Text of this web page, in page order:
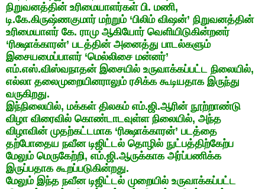
நிறுவனத்தின் உரிமையாளர்கள் பி. மணி,
டி.கே.கிருஷ்ணகுமார் மற்றும் ‘பிலிம் விஷன்’ நிறுவனத்தின்
உரிமையாளர் கே. ராமு ஆகியோர் வெளியிடுகின்றனர்
‘ரிக்ஷாக்காரன்’ படத்தின் அனைத்து பாடல்களும்
இசையமைப்பாளர் ‘மெல்லிசை மன்னர்’
எம்.எஸ்.விஸ்வநாதன் இசையில் உருவாக்கப்பட்ட நிலையில்,
எல்லா தலைமுறையினராலும் ரசிக்க கூடியதாக இருந்து
வருகிறது.
இந்நிலையில், மக்கள் திலகம் எம்.ஜி.ஆரின் நூற்றாண்டு
விழா விரைவில் கொண்டாடவுள்ள நிலையில், அந்த
விழாவின் முதற்கட்டமாக ‘ரிக்ஷாக்காரன்’ படத்தை
தற்போதைய நவீன டிஜிட்டல் தொழில் நுட்பத்திற்கேற்ப
மேலும் மெருகேற்றி, எம்.ஜி.ஆருக்காக அர்ப்பணிக்க
இருப்பதாக கூறப்படுகின்றது.
மேலும் இந்த நவீன டிஜிட்டல் முறையில் உருவாக்கப்பட்ட